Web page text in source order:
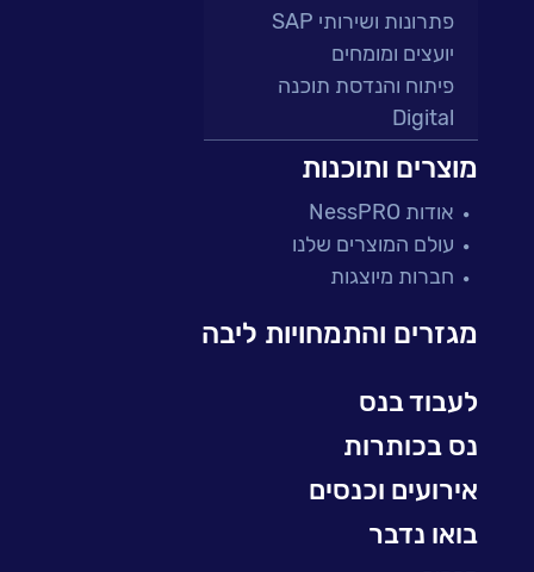
פתרונות ושירותי SAP
יועצים ומומחים
פיתוח והנדסת תוכנה
Digital
פתרונות למגזר הפיננסי
מיקור חוץ ושירותים מנוהלים
בדיקות והבטחת איכות
עולמות הענן
עולמות הסייבר
BI, Analytics & Big-Data
מוצרים ותוכנות
אודות NessPRO
עולם המוצרים שלנו
חברות מיוצגות
מגזרים והתמחויות ליבה
לעבוד בנס
נס בכותרות
אירועים וכנסים
בואו נדבר